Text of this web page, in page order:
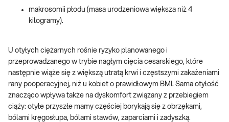
makrosomii płodu (masa urodzeniowa większa niż 4
kilogramy).
U otyłych ciężarnych rośnie ryzyko planowanego i
przeprowadzanego w trybie nagłym cięcia cesarskiego, które
następnie wiąże się z większą utratą krwi i częstszymi zakażeniami
rany pooperacyjnej, niż u kobiet o prawidłowym BMI. Sama otyłość
znacząco wpływa także na dyskomfort związany z przebiegiem
ciąży: otyłe przyszłe mamy częściej borykają się z obrzękami,
bólami kręgosłupa, bólami stawów, zaparciami i zadyszką.